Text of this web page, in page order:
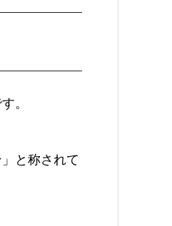
。
と称されて